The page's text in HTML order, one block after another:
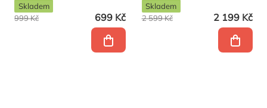
699 Kč
999 Kč
Skladem
2 199 Kč
2 599 Kč
Skladem